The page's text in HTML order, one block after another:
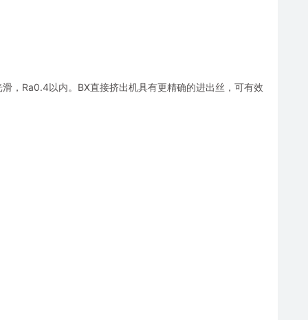
，Ra0.4以内。BX直接挤出机具有更精确的进出丝，可有效